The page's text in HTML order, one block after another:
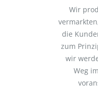
Wir
die
zum
wir
Weg